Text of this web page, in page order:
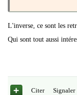
L'inverse, ce sont les
Qui sont tout aussi
Citer Signaler